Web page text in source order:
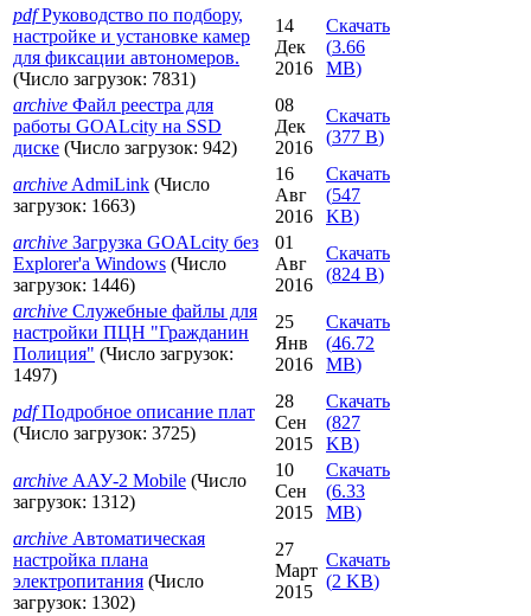
pdf Руководство по подбору,
настройке и установке камер
для фиксации автономеров.
(Число загрузок: 7831)
14
Дек
2016
Скачать
(3.66
MB)
archive Файл реестра для
работы GOALcity на SSD
диске (Число загрузок: 942)
08
Дек
2016
Скачать
(377 B)
archive AdmiLink (Число
загрузок: 1663)
16
Авг
2016
Скачать
(547
KB)
archive Загрузка GOALcity без
Explorer'а Windows (Число
загрузок: 1446)
01
Авг
2016
Скачать
(824 B)
archive Служебные файлы для
настройки ПЦН "Гражданин
Полиция" (Число загрузок:
1497)
25
Янв
2016
Скачать
(46.72
MB)
pdf Подробное описание плат
(Число загрузок: 3725)
28
Сен
2015
Скачать
(827
KB)
archive ААУ-2 Mobile (Число
загрузок: 1312)
10
Сен
2015
Скачать
(6.33
MB)
archive Автоматическая
настройка плана
электропитания (Число
загрузок: 1302)
27
Март
2015
Скачать
(2 KB)